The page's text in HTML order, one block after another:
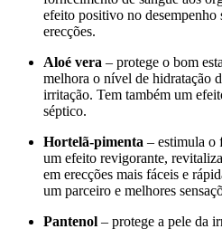
efeito positivo no desempenho
erecções.
Aloé vera – protege o bom
melhora o nível de hidratação
irritação. Tem também um
séptico.
Hortelã-pimenta – estimula o
um efeito revigorante,
em erecções mais fáceis e
um parceiro e melhores
Pantenol – protege a pele da